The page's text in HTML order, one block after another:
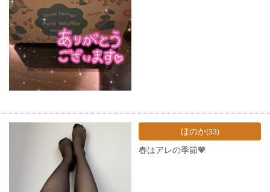
ほのか(33)
春はアレの季節🧡